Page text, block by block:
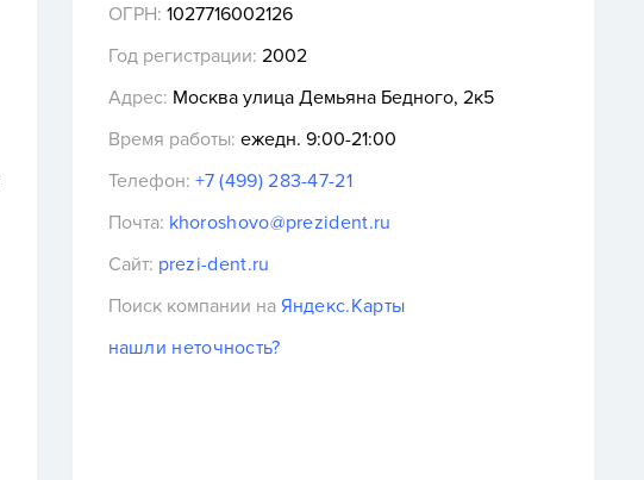
ОГРН: 1027716002126
Год регистрации: 2002
Адрес: Москва улица Демьяна Бедного, 2к5
Время работы: ежедн. 9:00-21:00
Телефон: +7 (499) 283-47-21
Почта: khoroshovo@prezident.ru
Сайт: prezi-dent.ru
Поиск компании на Яндекс.Карты
нашли неточность?